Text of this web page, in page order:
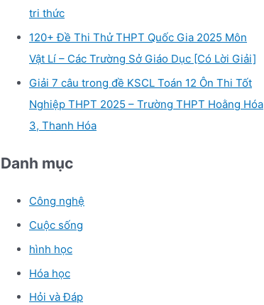
tri thức
120+ Đề Thi Thử THPT Quốc Gia 2025 Môn
Vật Lí – Các Trường Sở Giáo Dục [Có Lời Giải]
Giải 7 câu trong đề KSCL Toán 12 Ôn Thi Tốt
Nghiệp THPT 2025 – Trường THPT Hoằng Hóa
3, Thanh Hóa
Danh mục
Công nghệ
Cuộc sống
hình học
Hóa học
Hỏi và Đáp